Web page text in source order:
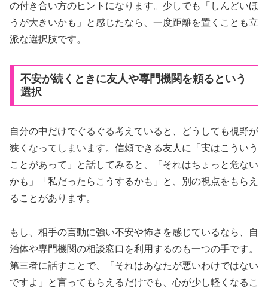
の付き合い方のヒントになります。少しでも「しんどいほ
うが大きいかも」と感じたなら、一度距離を置くことも立
派な選択肢です。
不安が続くときに友人や専門機関を頼るという
選択
自分の中だけでぐるぐる考えていると、どうしても視野が
狭くなってしまいます。信頼できる友人に「実はこういう
ことがあって」と話してみると、「それはちょっと危ない
かも」「私だったらこうするかも」と、別の視点をもらえ
ることがあります。
もし、相手の言動に強い不安や怖さを感じているなら、自
治体や専門機関の相談窓口を利用するのも一つの手です。
第三者に話すことで、「それはあなたが悪いわけではない
ですよ」と言ってもらえるだけでも、心が少し軽くなるこ